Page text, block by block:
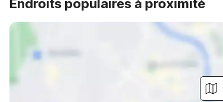
Endroits populaires à proximité